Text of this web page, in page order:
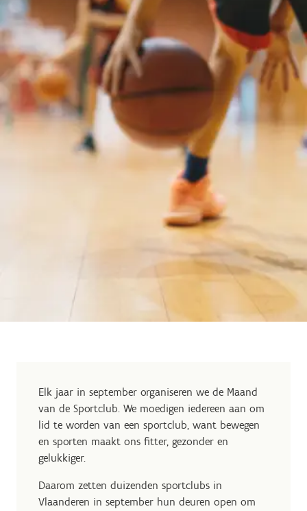
Elk jaar in september organiseren we de Maand
van de Sportclub. We moedigen iedereen aan om
lid te worden van een sportclub, want bewegen
en sporten maakt ons fitter, gezonder en
gelukkiger.
Daarom zetten duizenden sportclubs in
Vlaanderen in september hun deuren open om